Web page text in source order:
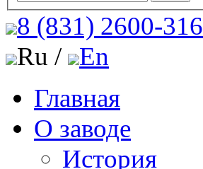
8 (831) 2600-316
Ru /
En
Главная
О заводе
История